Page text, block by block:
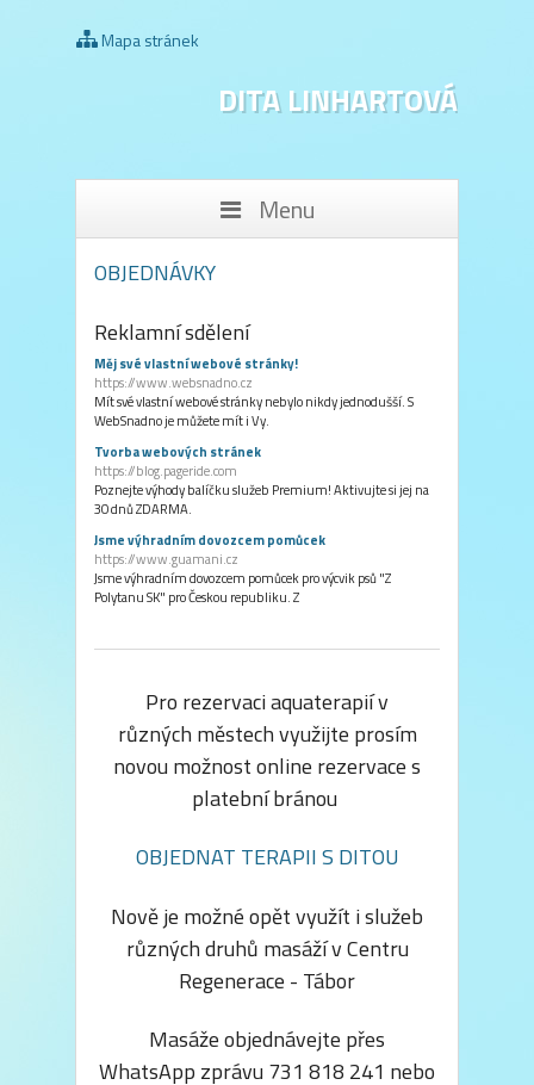
Mapa stránek
DITA LINHARTOVÁ
Menu
OBJEDNÁVKY
Reklamní sdělení
Měj své vlastní webové stránky!
https://www.websnadno.cz
Mít své vlastní webové stránky nebylo nikdy jednodušší. S
WebSnadno je můžete mít i Vy.
Tvorba webových stránek
https://blog.pageride.com
Poznejte výhody balíčku služeb Premium! Aktivujte si jej na
30 dnů ZDARMA.
Jsme výhradním dovozcem pomůcek
https://www.guamani.cz
Jsme výhradním dovozcem pomůcek pro výcvik psů "Z
Polytanu SK" pro Českou republiku. Z
Pro rezervaci aquaterapií v
různých městech využijte prosím
novou možnost online rezervace s
platební bránou
OBJEDNAT TERAPII S DITOU
Nově je možné opět využít i služeb
různých druhů masáží v Centru
Regenerace - Tábor
Masáže objednávejte přes
WhatsApp zprávu 731 818 241 nebo